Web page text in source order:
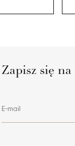
Zapisz się
E-mail